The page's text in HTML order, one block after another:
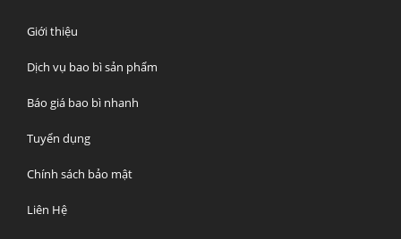
Giới thiệu
Dịch vụ bao bì sản phẩm
Báo giá bao bì nhanh
Tuyển dụng
Chính sách bảo mật
Liên Hệ